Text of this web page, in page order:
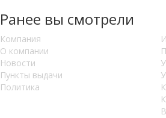
Ранее вы смотрели
Компания
О компании
Новости
Пункты выдачи
Политика